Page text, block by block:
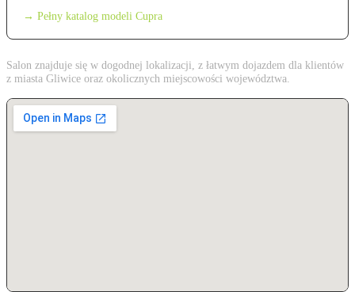
→ Pełny katalog modeli Cupra
Salon znajduje się w dogodnej lokalizacji, z łatwym dojazdem dla klientów
z miasta Gliwice oraz okolicznych miejscowości województwa.